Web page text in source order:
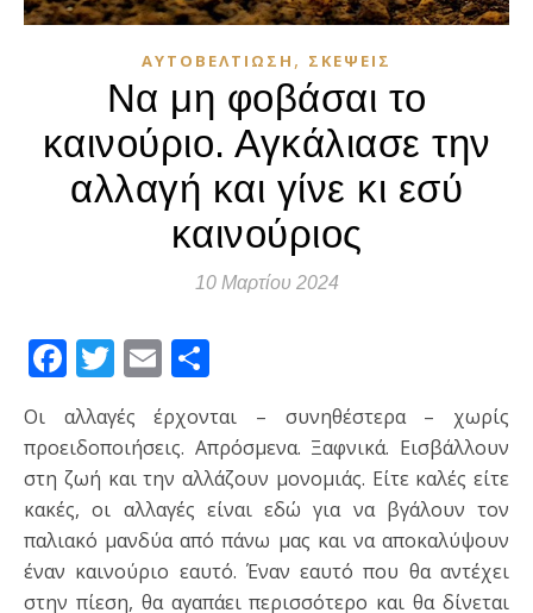
ΑΥΤΟΒΕΛΤΊΩΣΗ , ΣΚΈΨΕΙΣ
Να μη φοβάσαι το
καινούριο. Αγκάλιασε την
αλλαγή και γίνε κι εσύ
καινούριος
10 Μαρτίου 2024
Facebook
Twitter
Email
Οι αλλαγές έρχονται – συνηθέστερα – χωρίς
προειδοποιήσεις. Aπρόσμενα. Ξαφνικά. Εισβάλλουν
στη ζωή και την αλλάζουν μονομιάς. Είτε καλές είτε
κακές, οι αλλαγές είναι εδώ για να βγάλουν τον
παλιακό μανδύα από πάνω μας και να αποκαλύψουν
έναν καινούριο εαυτό. Έναν εαυτό που θα αντέχει
στην πίεση, θα αγαπάει περισσότερο και θα δίνεται